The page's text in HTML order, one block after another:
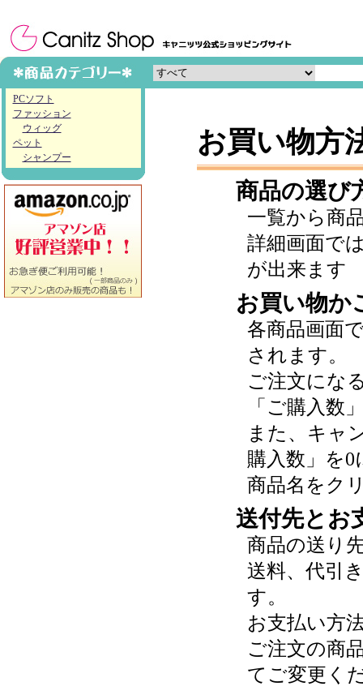
PCソフト
ファッション
ウィッグ
ペット
シャンプー
お買い物方
商品の選び
一覧から商
詳細画面で
が出来ます
お買い物か
各商品画面
されます。
ご注文にな
「ご購入数
また、キャ
購入数」を
商品名をク
送付先とお
商品の送り
送料、代引
す。
お支払い方
ご注文の商
てご変更く